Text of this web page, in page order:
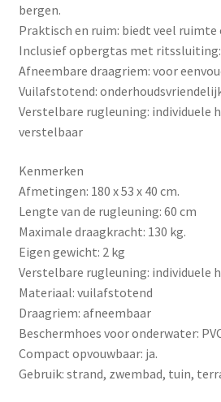
bergen.
Praktisch en ruim: biedt veel
Inclusief opbergtas met
Afneembare draagriem: voor
Vuilafstotend:
Verstelbare rugleuning: individuele
verstelbaar
Kenmerken
Afmetingen: 180 x 53 x 40 cm.
Lengte van de rugleuning: 60 cm
Maximale draagkracht: 130 kg.
Eigen gewicht: 2 kg
Verstelbare rugleuning: individuele
Materiaal: vuilafstotend
Draagriem: afneembaar
Beschermhoes voor onderwater:
Compact opvouwbaar: ja.
Gebruik: strand, zwembad, tuin,